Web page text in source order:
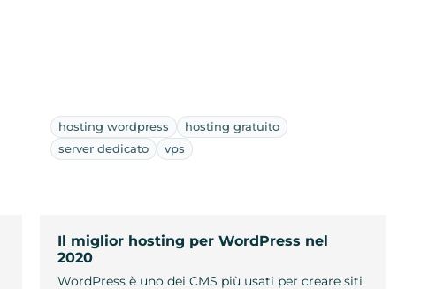
hosting wordpress
hosting gratuito
server dedicato
vps
Il miglior hosting per WordPress nel
2020
WordPress è uno dei CMS più usati per creare siti